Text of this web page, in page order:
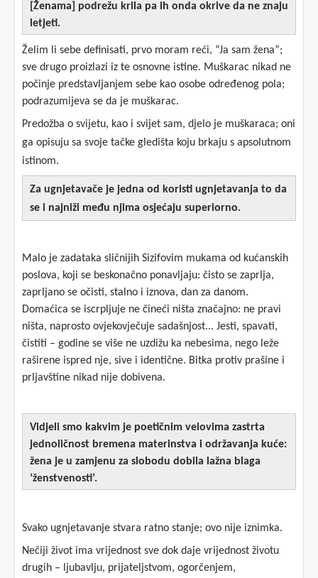
[Ženama] podrežu krila pa ih onda okrive da ne znaju
letjeti.
Želim li sebe definisati, prvo moram reći, “Ja sam žena”;
sve drugo proizlazi iz te osnovne istine. Muškarac nikad ne
počinje predstavljanjem sebe kao osobe određenog pola;
podrazumijeva se da je muškarac.
Predožba o svijetu, kao i svijet sam, djelo je muškaraca; oni
ga opisuju sa svoje tačke gledišta koju brkaju s apsolutnom
istinom.
Za ugnjetavače je jedna od koristi ugnjetavanja to da
se i najniži među njima osjećaju superiorno.
Malo je zadataka sličnijih Sizifovim mukama od kućanskih
poslova, koji se beskonačno ponavljaju: čisto se zaprlja,
zaprljano se očisti, stalno i iznova, dan za danom.
Domaćica se iscrpljuje ne čineći ništa značajno: ne pravi
ništa, naprosto ovjekovječuje sadašnjost... Jesti, spavati,
čistiti – godine se više ne uzdižu ka nebesima, nego leže
raširene ispred nje, sive i identične. Bitka protiv prašine i
prljavštine nikad nije dobivena.
Vidjeli smo kakvim je poetičnim velovima zastrta
jednoličnost bremena materinstva i održavanja kuće:
žena je u zamjenu za slobodu dobila lažna blaga
‘ženstvenosti’.
Svako ugnjetavanje stvara ratno stanje; ovo nije iznimka.
Nečiji život ima vrijednost sve dok daje vrijednost životu
drugih – ljubavlju, prijateljstvom, ogorčenjem,